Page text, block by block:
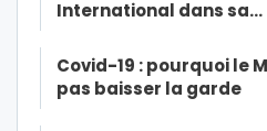
International dans sa…
Covid-19 : pourquoi le
pas baisser la garde